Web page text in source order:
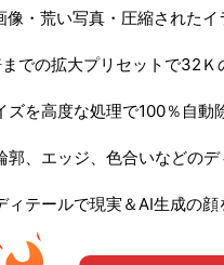
像・荒い写真・圧縮された
での拡大プリセットで32Ｋ
ズを高度な処理で100％自動
郭、エッジ、色合いなどの
ィテールで現実＆AI生成の